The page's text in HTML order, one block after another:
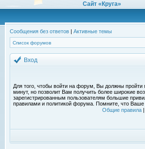
Сайт «Круга»
Сообщения без ответов | Активные темы
Список форумов
Вход
Для того, чтобы войти на форум, Вы должны пройти
минут, но позволит Вам получить более широкие
зарегистрированным пользователям большие
правилами и политикой форума. Помните, что Ваше
Общие правила|